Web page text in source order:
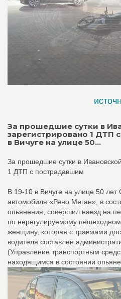
За прошедшие сутки в
зарегистрировано 1 ДТП
в Вичуге на улице 50...
За прошедшие сутки в
1 ДТП с пострадавшим
В 19-10 в Вичуге на улице 50 лет
автомобиля «Рено Меган», в
опьянения, совершил наезд на
по нерегулируемому
женщину, которая с травмами
водителя составлен
(Управление транспортным
находящимся в состоянии